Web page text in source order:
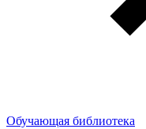
Обучающая библиотека